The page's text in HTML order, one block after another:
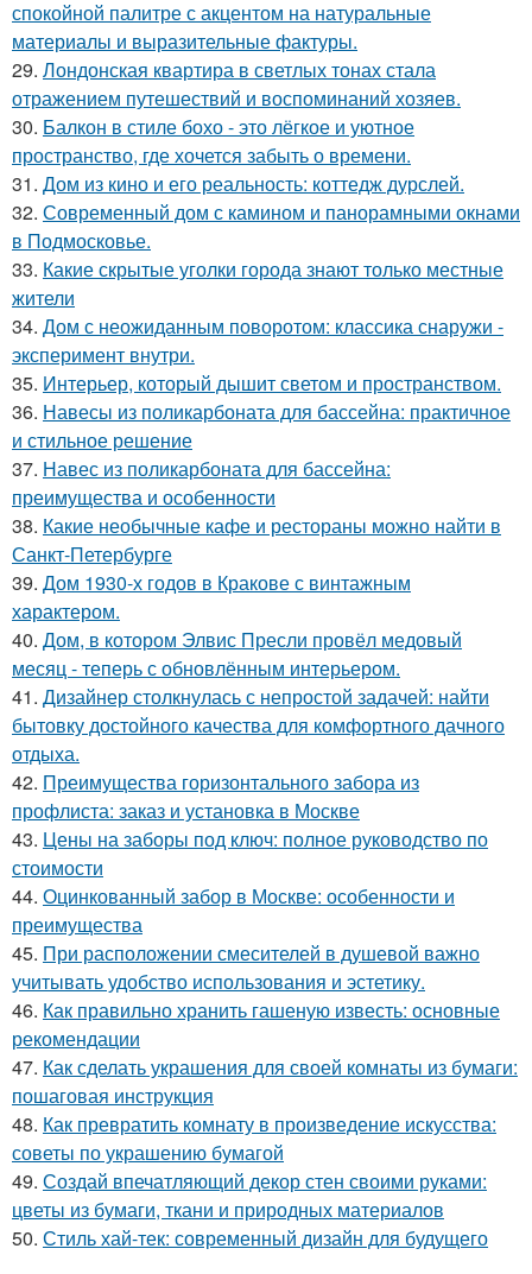
спокойной палитре с акцентом на натуральные
материалы и выразительные фактуры.
29. Лондонская квартира в светлых тонах стала
отражением путешествий и воспоминаний хозяев.
30. Балкон в стиле бохо - это лёгкое и уютное
пространство, где хочется забыть о времени.
31. Дом из кино и его реальность: коттедж дурслей.
32. Современный дом с камином и панорамными окнами
в Подмосковье.
33. Какие скрытые уголки города знают только местные
жители
34. Дом с неожиданным поворотом: классика снаружи -
эксперимент внутри.
35. Интерьер, который дышит светом и пространством.
36. Навесы из поликарбоната для бассейна: практичное
и стильное решение
37. Навес из поликарбоната для бассейна:
преимущества и особенности
38. Какие необычные кафе и рестораны можно найти в
Санкт-Петербурге
39. Дом 1930-х годов в Кракове с винтажным
характером.
40. Дом, в котором Элвис Пресли провёл медовый
месяц - теперь с обновлённым интерьером.
41. Дизайнер столкнулась с непростой задачей: найти
бытовку достойного качества для комфортного дачного
отдыха.
42. Преимущества горизонтального забора из
профлиста: заказ и установка в Москве
43. Цены на заборы под ключ: полное руководство по
стоимости
44. Оцинкованный забор в Москве: особенности и
преимущества
45. При расположении смесителей в душевой важно
учитывать удобство использования и эстетику.
46. Как правильно хранить гашеную известь: основные
рекомендации
47. Как сделать украшения для своей комнаты из бумаги:
пошаговая инструкция
48. Как превратить комнату в произведение искусства:
советы по украшению бумагой
49. Создай впечатляющий декор стен своими руками:
цветы из бумаги, ткани и природных материалов
50. Стиль хай-тек: современный дизайн для будущего